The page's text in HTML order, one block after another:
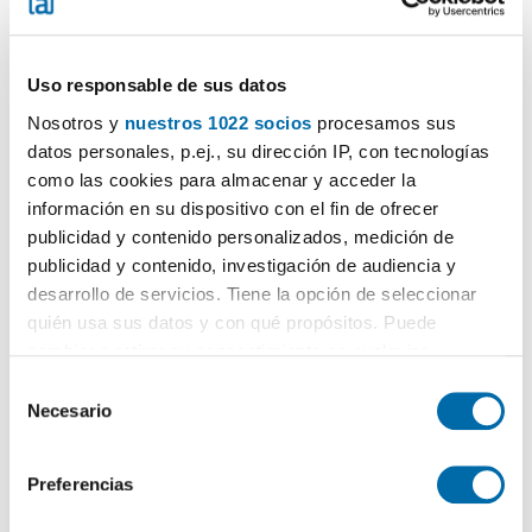
Uso responsable de sus datos
Nosotros y nuestros 1022 socios procesamos sus
datos personales, p.ej., su dirección IP, con tecnologías
como las cookies para almacenar y acceder la
información en su dispositivo con el fin de ofrecer
publicidad y contenido personalizados, medición de
publicidad y contenido, investigación de audiencia y
desarrollo de servicios. Tiene la opción de seleccionar
quién usa sus datos y con qué propósitos. Puede
el Menú de consentimiento.
Recopilar información sobre su ubicación geográfica
Necesario
Preferencias
1.400€
121m 3 Div. 3 Casas de banho
Casco Viejo, Berbés-Peniche, Vigo
Chamar
Contactar
DESTACADO